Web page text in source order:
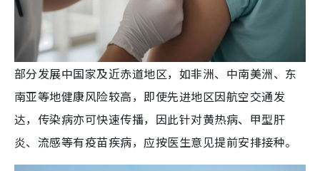
部分发展中国家及近赤道地区，如非洲、中南美洲、东
南亚等地健康风险较高，即使先进地区因航空交通发
达，传染病亦可快速传播，因此针对黄热病、甲型肝
炎、流感等有疫苗疾病，应按医生意见提前安排接种。